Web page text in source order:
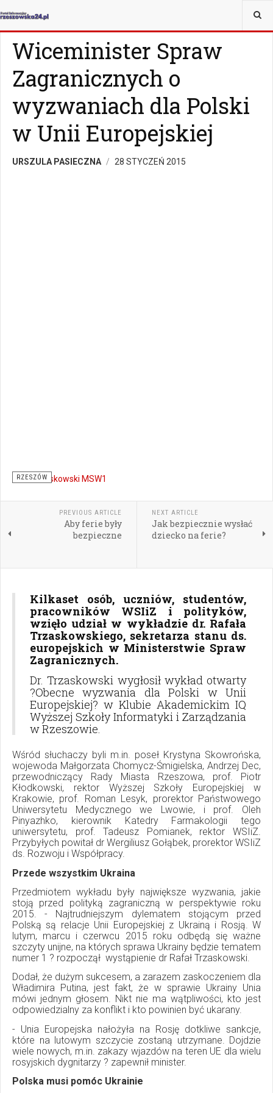
JESTEŚ TUTAJ:
Wiceminister Spraw
Zagranicznych o
wyzwaniach dla Polski
w Unii Europejskiej
URSZULA PASIECZNA 28 STYCZEŃ 2015
RZESZÓW
PREVIOUS ARTICLE
Aby ferie były
bezpieczne
NEXT ARTICLE
Jak bezpiecznie wysłać
dziecko na ferie?
Kilkaset osób, uczniów, studentów,
pracowników WSIiZ i polityków,
wzięło udział w wykładzie dr. Rafała
Trzaskowskiego, sekretarza stanu ds.
europejskich w Ministerstwie Spraw
Zagranicznych.
Dr. Trzaskowski wygłosił wykład otwarty
?Obecne wyzwania dla Polski w Unii
Europejskiej? w Klubie Akademickim IQ
Wyższej Szkoły Informatyki i Zarządzania
w Rzeszowie.
Wśród słuchaczy byli m.in. poseł Krystyna Skowrońska,
wojewoda Małgorzata Chomycz-Śmigielska, Andrzej Dec,
przewodniczący Rady Miasta Rzeszowa, prof. Piotr
Kłodkowski, rektor Wyższej Szkoły Europejskiej w
Krakowie, prof. Roman Lesyk, prorektor Państwowego
Uniwersytetu Medycznego we Lwowie, i prof. Oleh
Pinyazhko, kierownik Katedry Farmakologii tego
uniwersytetu, prof. Tadeusz Pomianek, rektor WSIiZ.
Przybyłych powitał dr Wergiliusz Gołąbek, prorektor WSIiZ
ds. Rozwoju i Współpracy.
Przede wszystkim Ukraina
Przedmiotem wykładu były największe wyzwania, jakie
stoją przed polityką zagraniczną w perspektywie roku
2015. - Najtrudniejszym dylematem stojącym przed
Polską są relacje Unii Europejskiej z Ukrainą i Rosją. W
lutym, marcu i czerwcu 2015 roku odbędą się ważne
szczyty unijne, na których sprawa Ukrainy będzie tematem
numer 1 ? rozpoczął wystąpienie dr Rafał Trzaskowski.
Dodał, że dużym sukcesem, a zarazem zaskoczeniem dla
Władimira Putina, jest fakt, że w sprawie Ukrainy Unia
mówi jednym głosem. Nikt nie ma wątpliwości, kto jest
odpowiedzialny za konflikt i kto powinien być ukarany.
- Unia Europejska nałożyła na Rosję dotkliwe sankcje,
które na lutowym szczycie zostaną utrzymane. Dojdzie
wiele nowych, m.in. zakazy wjazdów na teren UE dla wielu
rosyjskich dygnitarzy ? zapewnił minister.
Polska musi pomóc Ukrainie